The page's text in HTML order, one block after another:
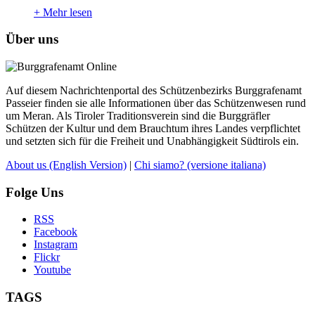
+ Mehr lesen
Über uns
Auf diesem Nachrichtenportal des Schützenbezirks Burggrafenamt
Passeier finden sie alle Informationen über das Schützenwesen rund
um Meran. Als Tiroler Traditionsverein sind die Burggräfler
Schützen der Kultur und dem Brauchtum ihres Landes verpflichtet
und setzten sich für die Freiheit und Unabhängigkeit Südtirols ein.
About us (English Version) | Chi siamo? (versione italiana)
Folge Uns
RSS
Facebook
Instagram
Flickr
Youtube
TAGS